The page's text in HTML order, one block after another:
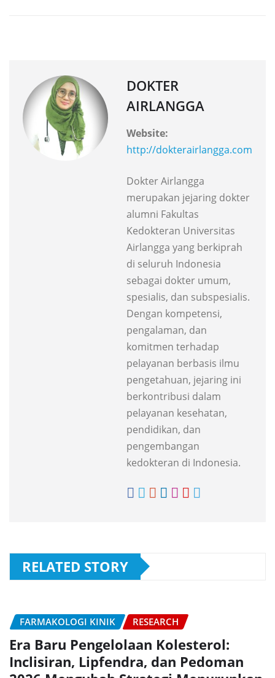
DOKTER
AIRLANGGA
Website:
http://dokterairlangga.com
Dokter Airlangga
merupakan jejaring dokter
alumni Fakultas
Kedokteran Universitas
Airlangga yang berkiprah
di seluruh Indonesia
sebagai dokter umum,
spesialis, dan subspesialis.
Dengan kompetensi,
pengalaman, dan
komitmen terhadap
pelayanan berbasis ilmu
pengetahuan, jejaring ini
berkontribusi dalam
pelayanan kesehatan,
pendidikan, dan
pengembangan
kedokteran di Indonesia.
RELATED STORY
FARMAKOLOGI KINIK RESEARCH
Era Baru Pengelolaan Kolesterol:
Inclisiran, Lipfendra, dan Pedoman